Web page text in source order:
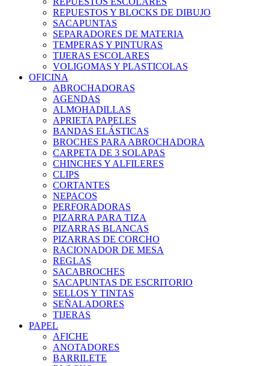
REPUESTOS Y BLOCKS DE DIBUJO
SACAPUNTAS
SEPARADORES DE MATERIA
TEMPERAS Y PINTURAS
TIJERAS ESCOLARES
VOLIGOMAS Y PLASTICOLAS
OFICINA
ABROCHADORAS
AGENDAS
ALMOHADILLAS
APRIETA PAPELES
BANDAS ELÁSTICAS
BROCHES PARA ABROCHADORA
CARPETA DE 3 SOLAPAS
CHINCHES Y ALFILERES
CLIPS
CORTANTES
NEPACOS
PERFORADORAS
PIZARRA PARA TIZA
PIZARRAS BLANCAS
PIZARRAS DE CORCHO
RACIONADOR DE MESA
REGLAS
SACABROCHES
SACAPUNTAS DE ESCRITORIO
SELLOS Y TINTAS
SEÑALADORES
TIJERAS
PAPEL
AFICHE
ANOTADORES
BARRILETE